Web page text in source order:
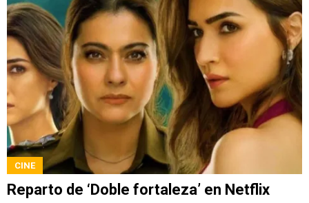
CINE
Reparto de ‘Doble fortaleza’ en Netflix